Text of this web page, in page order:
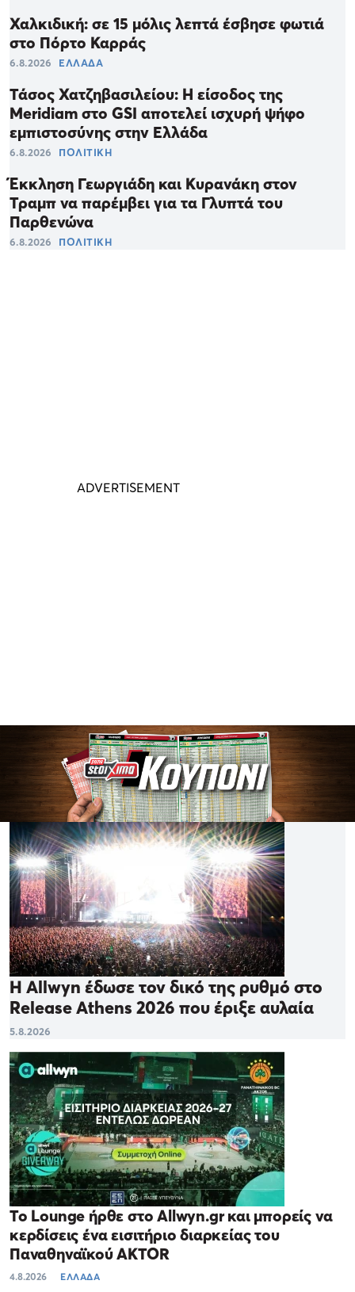
Χαλκιδική: σε 15 μόλις λεπτά έσβησε φωτιά
στο Πόρτο Καρράς
6.8.2026 ΕΛΛΑΔΑ
Τάσος Χατζηβασιλείου: Η είσοδος της
Meridiam στο GSI αποτελεί ισχυρή ψήφο
εμπιστοσύνης στην Ελλάδα
6.8.2026 ΠΟΛΙΤΙΚΗ
Έκκληση Γεωργιάδη και Κυρανάκη στον
Τραμπ να παρέμβει για τα Γλυπτά του
Παρθενώνα
6.8.2026 ΠΟΛΙΤΙΚΗ
Η Allwyn έδωσε τον δικό της ρυθμό στο
Release Athens 2026 που έριξε αυλαία
5.8.2026
Το Lounge ήρθε στο Allwyn.gr και μπορείς να
κερδίσεις ένα εισιτήριο διαρκείας του
Παναθηναϊκού AKTOR
4.8.2026 ΕΛΛΑΔΑ